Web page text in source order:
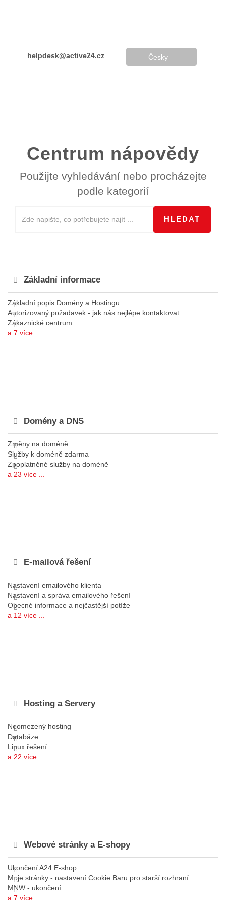
helpdesk@active24.cz
Česky
Centrum nápovědy
Použijte vyhledávání nebo procházejte
podle kategorií
Základní informace
Základní popis Domény a Hostingu
Autorizovaný požadavek - jak nás nejlépe kontaktovat
Zákaznické centrum
a 7 více ...
Domény a DNS
Změny na doméně
Služby k doméně zdarma
Zpoplatněné služby na doméně
a 23 více ...
E-mailová řešení
Nastavení emailového klienta
Nastavení a správa emailového řešení
Obecné informace a nejčastější potíže
a 12 více ...
Hosting a Servery
Neomezený hosting
Databáze
Linux řešení
a 22 více ...
Webové stránky a E-shopy
Ukončení A24 E-shop
Moje stránky - nastavení Cookie Baru pro starší rozhraní
MNW - ukončení
a 7 více ...